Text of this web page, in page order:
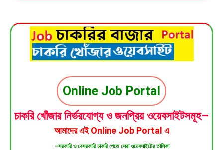
Online Job Portal
চাকরি খোঁজার নির্ভরযোগ্য ও জনপ্রিয় ওয়েবসাইটসমূহ–
আমাদের এইOnline Job Portal এ
–সরকারি ও বেসরকারি চাকরি পেতে সেরা ওয়েবসাইটের তালিকা